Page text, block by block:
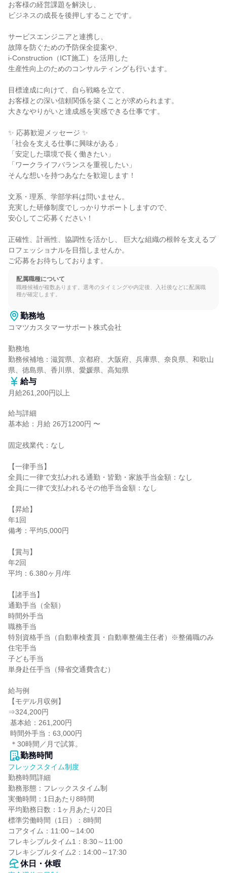
お客様の経営課題を解決し、
ビジネスの成長を後押しすることです。
サービスエンジニアと連携し、
故障を防ぐための予防保全提案や、
i-Construction（ICT施工）を活用した
生産性向上のためのコンサルティングも行います。
目標達成に向けて、自ら戦略を立て、
お客様との深い信頼関係を築くことが求められます。
大きなやりがいと達成感を実感できる仕事です。
✨ 応募歓迎メッセージ ✨
「社会を支える仕事に興味がある」
「安定した環境で長く働きたい」
「ワークライフバランスを重視したい」
そんな想いを持つあなたを歓迎します！
文系・理系、学部学科は問いません。
充実した研修制度でしっかりサポートしますので、
安心してご応募ください！
正確性、計画性、協調性を活かし、 巨大な組織の根幹を支えるプ
ロフェッショナルを目指しませんか。
ご応募をお待ちしております。
配属職種について
職種候補が複数あります。選考のタイミングや内定後、入社後などに配属職
種が確定します。
勤務地
コマツカスタマーサポート株式会社
勤務地
勤務候補地：滋賀県、京都府、大阪府、兵庫県、奈良県、和歌山
県、徳島県、香川県、愛媛県、高知県
給与
月給261,200円以上
給与詳細
基本給：月給 26万1200円 〜
固定残業代：なし
【一律手当】
全員に一律で支払われる通勤・皆勤・家族手当金額：なし
全員に一律で支払われるその他手当金額：なし
【昇給】
年1回
備考：平均5,000円
【賞与】
年2回
平均：6.380ヶ月/年
【諸手当】
通勤手当（全額）
時間外手当
職務手当
特別資格手当（自動車検査員・自動車整備主任者）※整備職のみ
住宅手当
子ども手当
単身赴任手当（帰省交通費含む）
給与例
【モデル月収例】
⇒324,200円
＊30時間／月で試算。
勤務時間
フレックスタイム制度
勤務時間詳細
勤務形態：フレックスタイム制
実働時間：1日あたり8時間
平均勤務日数：1ヶ月あたり20日
標準労働時間（1日）：8時間
コアタイム：11:00～14:00
フレキシブルタイム1：8:30～11:00
フレキシブルタイム2：14:00～17:30
休日・休暇